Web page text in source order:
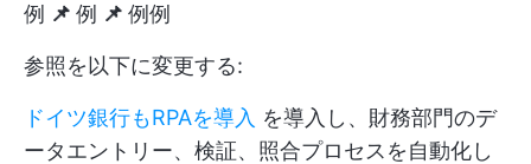
例 📌 例 📌 例例
参照を以下に変更する:
ドイツ銀行もRPAを導入 を導入し、財務部門のデ
ータエントリー、検証、照合プロセスを自動化し